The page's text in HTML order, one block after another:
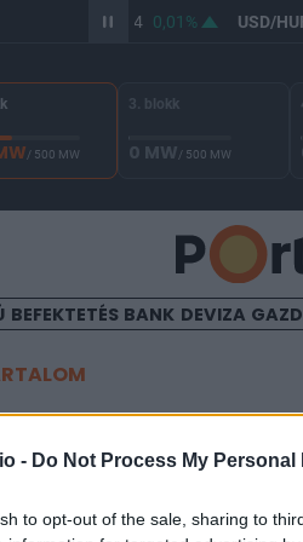
- Do Not Process My Personal
to opt-out of the sale, sharing to
365,44 0,01% USD/HUF
/ 500 MW
3. blokk
0 MW/ 500 MW
BEFEKTETÉS BANK DEVIZA
az
se jólétet